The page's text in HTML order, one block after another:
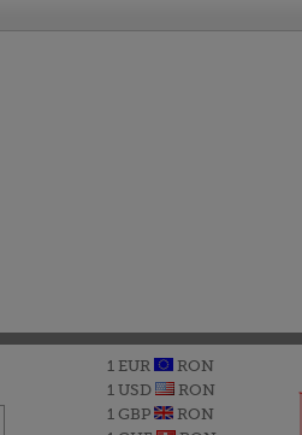
1 EUR
RON
1 USD
RON
1 GBP
RON